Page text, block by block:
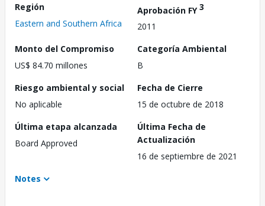
Región
Eastern and Southern Africa
Aprobación FY3
2011
Monto del Compromiso
US$ 84.70 millones
Categoría Ambiental
B
Riesgo ambiental y social
No aplicable
Fecha de Cierre
15 de octubre de 2018
Última etapa alcanzada
Board Approved
Última Fecha de
Actualización
16 de septiembre de 2021
Notes